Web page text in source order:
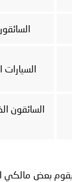
السائقون
بعض مالكي